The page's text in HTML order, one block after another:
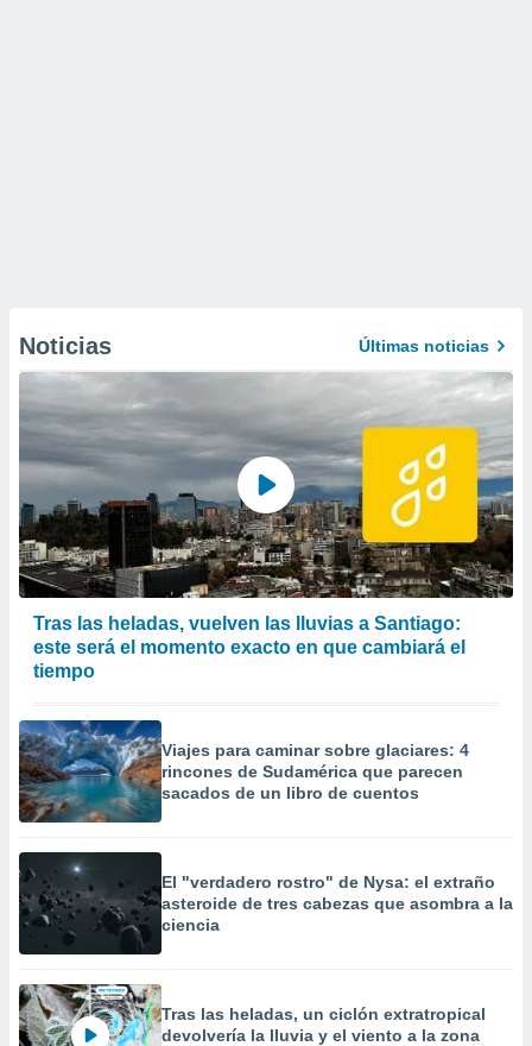
Noticias Últimas noticias
Tras las heladas, vuelven las lluvias a Santiago:
este será el momento exacto en que cambiará el
tiempo
Viajes para caminar sobre glaciares: 4
rincones de Sudamérica que parecen
sacados de un libro de cuentos
El "verdadero rostro" de Nysa: el extraño
asteroide de tres cabezas que asombra a la
ciencia
Tras las heladas, un ciclón extratropical
devolvería la lluvia y el viento a la zona